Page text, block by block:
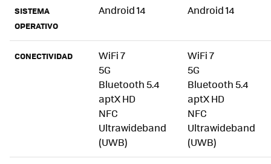
SISTEMA
OPERATIVO
Android 14 Android 14
CONECTIVIDAD
WiFi 7
5G
Bluetooth 5.4
aptX HD
NFC
Ultrawideband
(UWB)
WiFi 7
5G
Bluetooth 5.4
aptX HD
NFC
Ultrawideband
(UWB)